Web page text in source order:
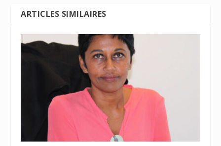
ARTICLES SIMILAIRES